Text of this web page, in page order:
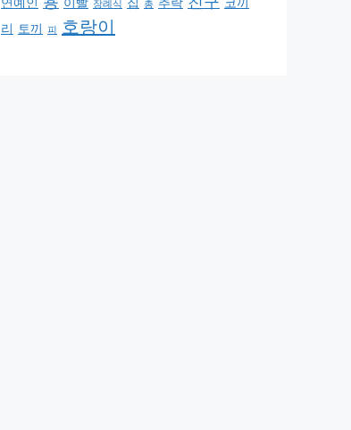
장례식 총
리 토끼 피 호랑이